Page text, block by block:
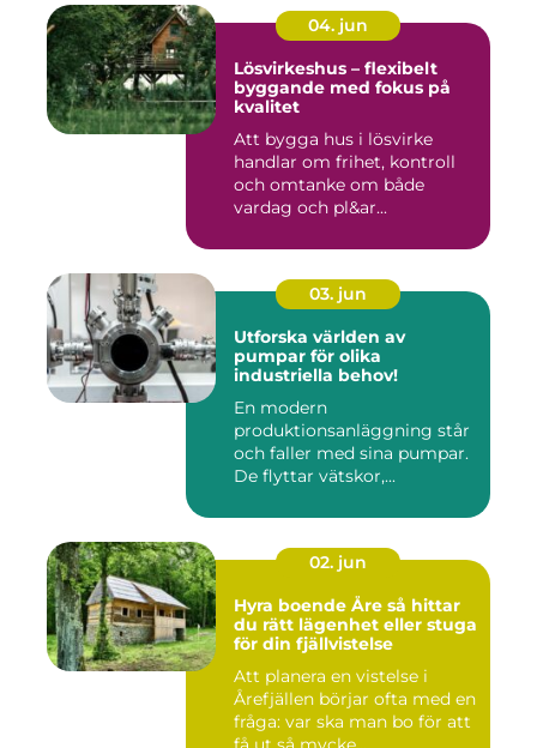
04. jun
Lösvirkeshus – flexibelt
byggande med fokus på
kvalitet
Att bygga hus i lösvirke
handlar om frihet, kontroll
och omtanke om både
vardag och pl&ar...
03. jun
Utforska världen av
pumpar för olika
industriella behov!
En modern
produktionsanläggning står
och faller med sina pumpar.
De flyttar vätskor,...
02. jun
Hyra boende Åre så hittar
du rätt lägenhet eller stuga
för din fjällvistelse
Att planera en vistelse i
Årefjällen börjar ofta med en
fråga: var ska man bo för att